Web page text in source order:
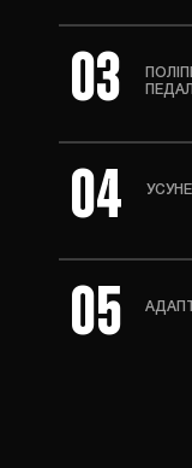
03
04
05